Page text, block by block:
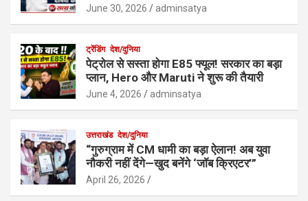
June 30, 2026 adminsatya
ट्रेंडिंग देश/दुनिया
पेट्रोल से सस्ता होगा E85 फ्यूल! सरकार का बड़ा
प्लान, Hero और Maruti ने शुरू की तैयारी
June 4, 2026 adminsatya
उत्तराखंड देश/दुनिया
“गुरुग्राम में CM धामी का बड़ा ऐलान! अब युवा
नौकरी नहीं देंगे—खुद बनेंगे ‘जॉब क्रिएटर’”
April 26, 2026